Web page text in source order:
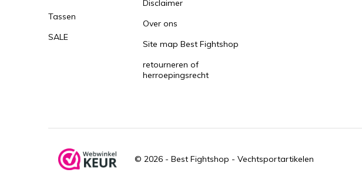
Tassen
SALE
Disclaimer
Over ons
Site map Best Fightshop
retourneren of
herroepingsrecht
© 2026 - Best Fightshop - Vechtsportartikelen